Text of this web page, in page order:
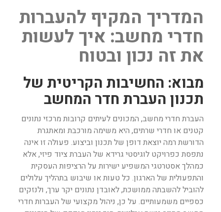
המדריך המקיף להעברות
חדרי מחשב: איך לעשות
את זה נכון ובטוח
מבוא: החשיבות הקריטית של
תכנון העברת חדר המחשב
העברת חדרי מחשב, המכונים לעיתים קרובות מרכזי נתונים
קטנים או חדרי שרתים, היא משימה מורכבת ומאתגרת
הדורשת רמה יוצאת דופן של תכנון וביצוע. פעולה זו אינה
נתפסת כפרויקט לוגיסטי גרידא של העברת ציוד פיזי, אלא
כמהלך אסטרטגי המשפיע ישירות על הרציפות העסקית
והתפעולית של הארגון. כל טעות או שיבוש בתהליך עלולים
להוביל להשבתה ממושכת, לאובדן נתונים יקר ערך, ולנזקים
כספיים משמעותיים. על כן, ניהול מקצועי של העברות חדרי